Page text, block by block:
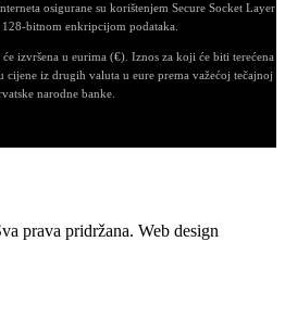
osigurane su korištenjem Secure Socket Layer
bitnom enkripcijom podataka.
izvršena u eurima (€). Iznos za koji će biti terećena
cijene iz drugih valuta u eure prema važećoj tečajnoj
narodne banke.
prava pridržana. Web design